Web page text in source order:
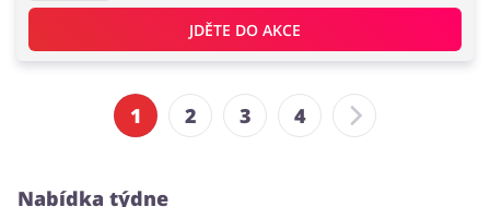
JDĚTE DO AKCE
1 2 3 4
Nabídka týdne